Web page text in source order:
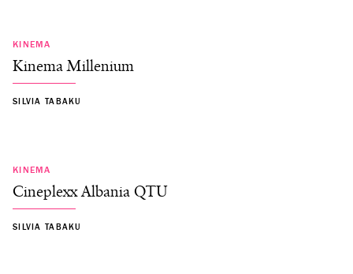
KINEMA
Kinema Millenium
SILVIA TABAKU
KINEMA
Cineplexx Albania QTU
SILVIA TABAKU